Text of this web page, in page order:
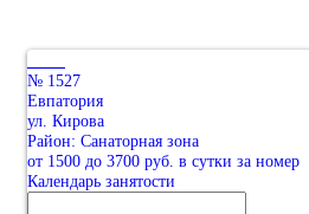
№ 1527
Евпатория
ул. Кирова
Район: Санаторная зона
от 1500 до 3700 руб. в сутки за номер
Календарь занятости